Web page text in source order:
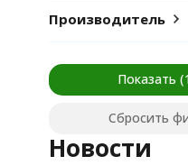
Производитель
Показать
Сбросить
Новости